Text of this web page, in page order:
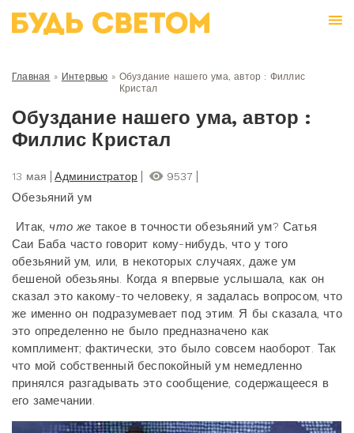
Главная » Интервью » Обуздание нашего ума, автор : Филлис
Кристал
Обуздание нашего ума, автор :
Филлис Кристал
13 мая Администратор 9537
Обезьяний ум
Итак, что же такое в точности обезьяний ум? Сатья
Саи Баба часто говорит кому-нибудь, что у того
обезьяний ум, или, в некоторых случаях, даже ум
бешеной обезьяны. Когда я впервые услышала, как он
сказал это какому-то человеку, я задалась вопросом, что
же именно он подразумевает под этим. Я бы сказала, что
это определенно не было предназначено как
комплимент; фактически, это было совсем наоборот. Так
что мой собственный беспокойный ум немедленно
принялся разгадывать это сообщение, содержащееся в
его замечании.